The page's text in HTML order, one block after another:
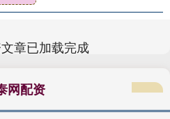
章已加载完成
网配资